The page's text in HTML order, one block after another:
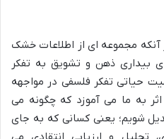
مجموعه ای از اطلاعات خشک
بیداری ذهن و تشویق به تفکر
حیاتی تفکر فلسفی در مواجهه
به ما می آموزد که چگونه می
شویم؛ یعنی کسانی که به جای